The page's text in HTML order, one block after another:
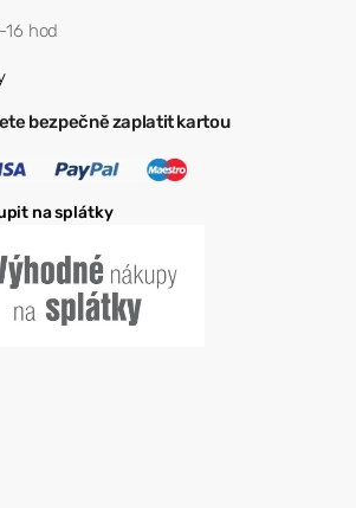
hod
bezpečně zaplatit kartou
na splátky